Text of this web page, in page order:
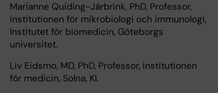
Marianne Quiding-Järbrink, PhD, Professor,
institutionen för mikrobiologi och immunologi,
Institutet för biomedicin, Göteborgs
universitet.
Liv Eidsmo, MD, PhD, Professor, institutionen
för medicin, Solna, KI.